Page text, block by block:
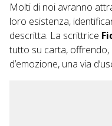
Molti di noi avranno
loro esistenza,
descritta. La scrittrice
tutto su carta,
d’emozione, una via